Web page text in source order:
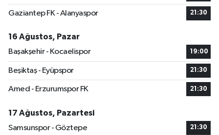
Gaziantep FK - Alanyaspor 21:30
16 Ağustos, Pazar
Başakşehir - Kocaelispor
19:00
Beşiktaş - Eyüpspor 21:30
Amed - Erzurumspor FK 21:30
17 Ağustos, Pazartesi
Samsunspor - Göztepe
21:30